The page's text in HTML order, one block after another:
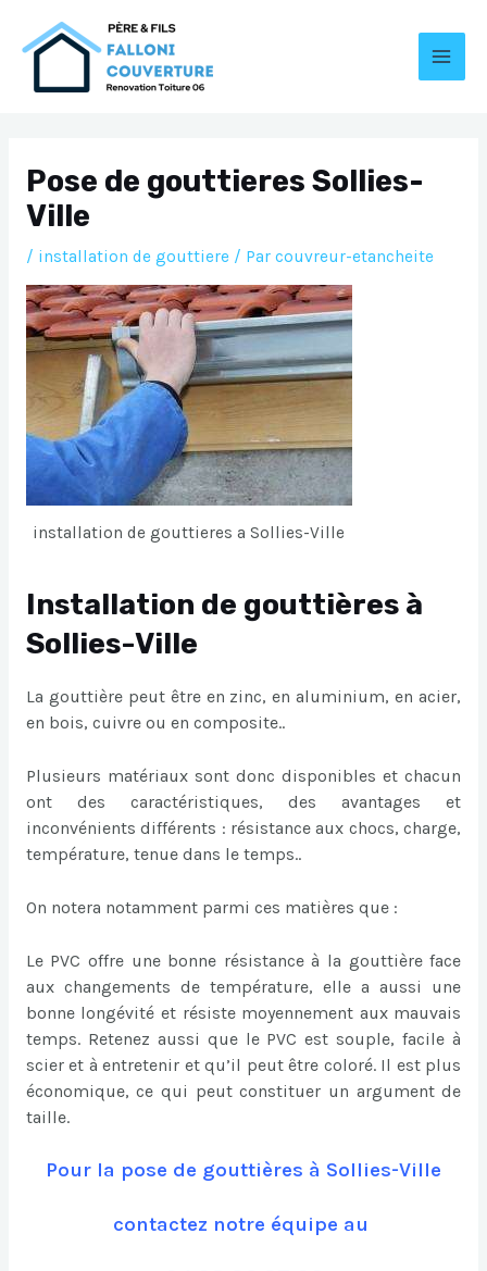
Pose de gouttieres Sollies-
Ville
/ installation de gouttiere/ Par couvreur-etancheite
installation de gouttieres a Sollies-Ville
Installation de gouttières à
Sollies-Ville
La gouttière peut être en zinc, en aluminium, en acier,
en bois, cuivre ou en composite..
Plusieurs matériaux sont donc disponibles et chacun
ont des caractéristiques, des avantages et
inconvénients différents : résistance aux chocs, charge,
température, tenue dans le temps..
On notera notamment parmi ces matières que :
Le PVC offre une bonne résistance à la gouttière face
aux changements de température, elle a aussi une
bonne longévité et résiste moyennement aux mauvais
temps. Retenez aussi que le PVC est souple, facile à
scier et à entretenir et qu’il peut être coloré. Il est plus
économique, ce qui peut constituer un argument de
taille.
Pour la pose de gouttières à Sollies-Ville
contactez notre équipe au